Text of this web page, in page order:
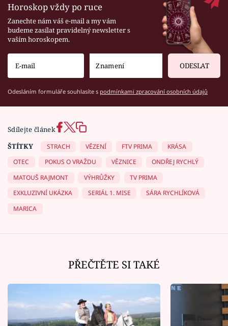
Horoskop vždy po ruce
Zanechte nám váš e-mail a my vám
budeme zasílat pravidelný newsletter s
vaším horoskopem.
ODESLAT
Odesláním formuláře souhlasíte s podmínkami zpracování osobních údajů
Sdílejte článek
ŠTÍTKY
STRACH VĚZENÍ FTV PRIMA
KRÁSA
OTEC
POKUS O VRAŽDU VĚZNICE
ONDŘEJ RYCHLÝ
MATOUŠ RAJMONT
VÝHRŮŽKY
TV PRIMA
EXKLUZIVNÍ UKÁZKA
SERIÁL 1. MISE
SÁRA RYCHLÍKOVÁ
MARICA
PŘEČTĚTE SI TAKÉ